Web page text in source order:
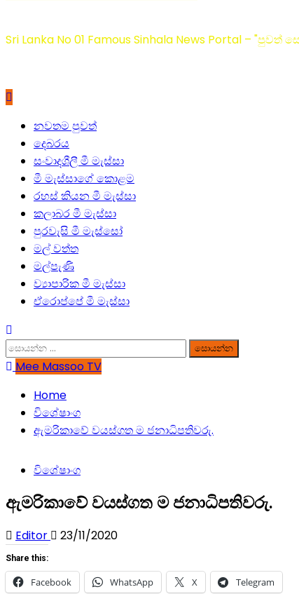
Sri Lanka No 01 Famous Sinhala News Portal – "පුවත්
Primary
Menu
නවතම පුවත්
දෙබරය
සංවාදශීලී මී මැස්සා
මී මැස්සාගේ කොළම
රහස් කියන මී මැස්සා
කලාබර මී මැස්සා
පුරවැසි මී මැස්සෝ
මල් වත්ත
මල්පැණි
ව්‍යාපාරික මී මැස්සා
ඒරොප්පේ මී මැස්සා
සොයන්න:
Mee Massoo TV
Home
විශේෂාංග
ඇමරිකාවේ වයස්ගත ම ජනාධිපතිවරු.
විශේෂාංග
ඇමරිකාවේ වයස්ගත ම ජනාධිපතිවරු.
Editor 23/11/2020
Share this:
Facebook WhatsApp X Telegram